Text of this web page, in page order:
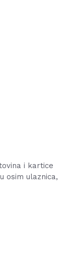
i kartice
osim ulaznica,